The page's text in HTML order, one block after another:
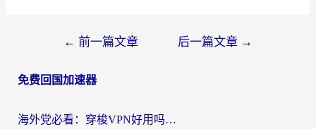
导
← 前一篇文章 后一篇文章 →
免费回国加速器
海外党必看：穿梭VPN好用吗？和云帆VPN对比哪个回国效果更好？附真实测评+避坑指南